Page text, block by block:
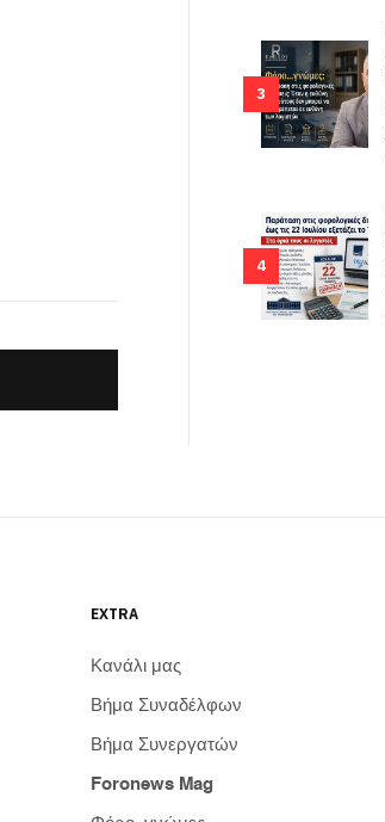
3
4
EXTRA
Κανάλι μας
Βήμα Συναδέλφων
Βήμα Συνεργατών
Foronews Mag